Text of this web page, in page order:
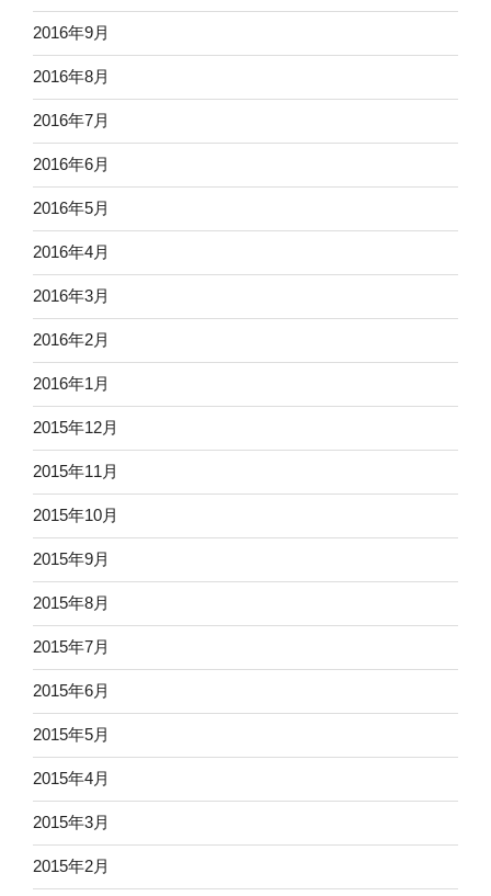
2016年9月
2016年8月
2016年7月
2016年6月
2016年5月
2016年4月
2016年3月
2016年2月
2016年1月
2015年12月
2015年11月
2015年10月
2015年9月
2015年8月
2015年7月
2015年6月
2015年5月
2015年4月
2015年3月
2015年2月